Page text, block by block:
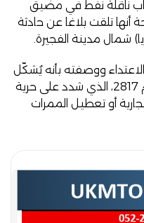
أصاب ناقلة نفط في مضيق
أنها تلقت بلاغا عن حادثة
الاعتداء ووصفته بأنه يُشكّل
انتهاكًا صارخًا لقرار مجلس الأمن رقم 2817، الذي شدد على حرية
أو تعطيل الممرات